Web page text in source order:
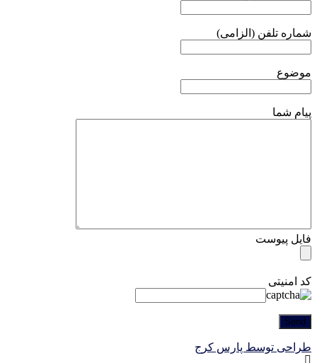
شماره تلفن (الزامی)
موضوع
پیام شما
فایل پیوست
کد امنیتی
طراحی توسط پارس کرج